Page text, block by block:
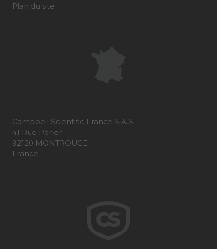
Plan du site
Campbell Scientific France S.A.S.
41 Rue Périer
92120 MONTROUGE
France